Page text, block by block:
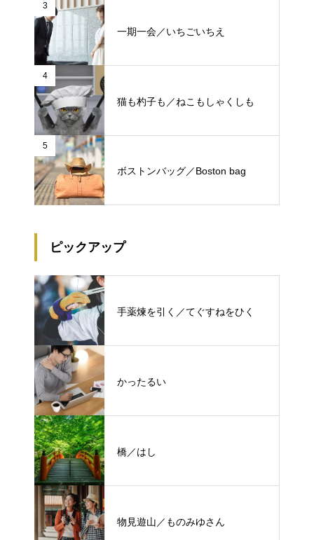
3
一期一会／いちごいちえ
4
猫も杓子も／ねこもしゃくしも
5
ボストンバッグ／Boston bag
ピックアップ
手薬煉を引く／てぐすねをひく
かったるい
橋／はし
物見遊山／ものみゆさん